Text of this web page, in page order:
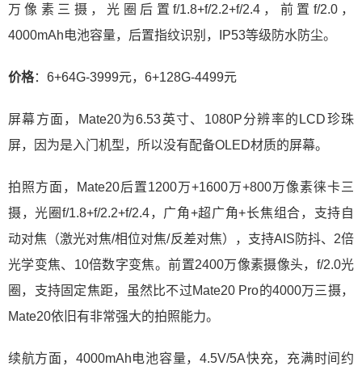
万像素三摄，光圈后置f/1.8+f/2.2+f/2.4，前置f/2.0，
4000mAh电池容量，后置指纹识别，IP53等级防水防尘。
价格：6+64G-3999元，6+128G-4499元
屏幕方面，Mate20为6.53英寸、1080P分辨率的LCD珍珠
屏，因为是入门机型，所以没有配备OLED材质的屏幕。
拍照方面，Mate20后置1200万+1600万+800万像素徕卡三
摄，光圈f/1.8+f/2.2+f/2.4，广角+超广角+长焦组合，支持自
动对焦（激光对焦/相位对焦/反差对焦），支持AIS防抖、2倍
光学变焦、10倍数字变焦。前置2400万像素摄像头，f/2.0光
圈，支持固定焦距，虽然比不过Mate20 Pro的4000万三摄，
Mate20依旧有非常强大的拍照能力。
续航方面，4000mAh电池容量，4.5V/5A快充，充满时间约